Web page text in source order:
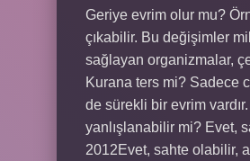
Geriye evrim olur mu?
çıkabilir. Bu değişimler
sağlayan organizmalar,
Kurana ters mi? Sadece
de sürekli bir evrim
yanlışlanabilir mi? Evet,
2012Evet, sahte olabilir,